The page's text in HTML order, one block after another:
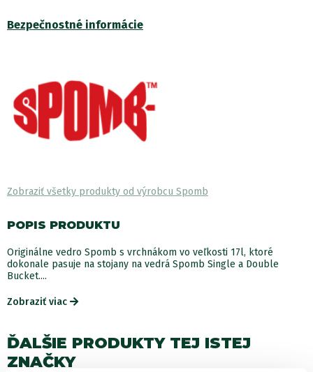
Bezpečnostné informácie
Zobraziť všetky produkty od výrobcu Spomb
POPIS PRODUKTU
Originálne vedro Spomb s vrchnákom vo veľkosti 17l, ktoré
dokonale pasuje na stojany na vedrá Spomb Single a Double
Bucket....
Zobraziť viac
ĎALŠIE PRODUKTY TEJ ISTEJ
ZNAČKY